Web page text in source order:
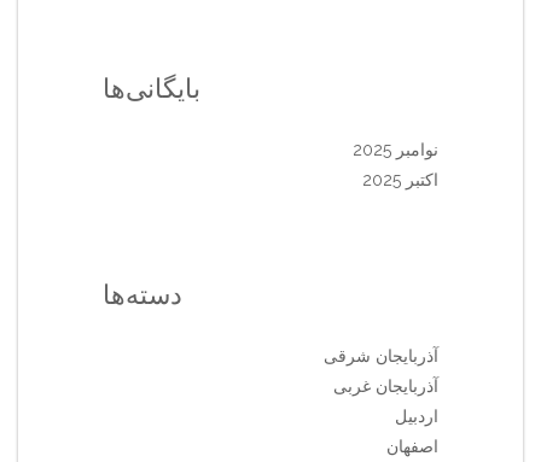
بایگانی‌ها
نوامبر 2025
اکتبر 2025
دسته‌ها
آذربایجان شرقی
آذربایجان غربی
اردبیل
اصفهان